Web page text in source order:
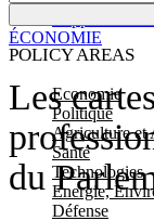
POLICY AREAS
Economie
Politique
Agriculture et
Santé
Technologies
Energie,
Défense
Les
du
ÉCONOMIE